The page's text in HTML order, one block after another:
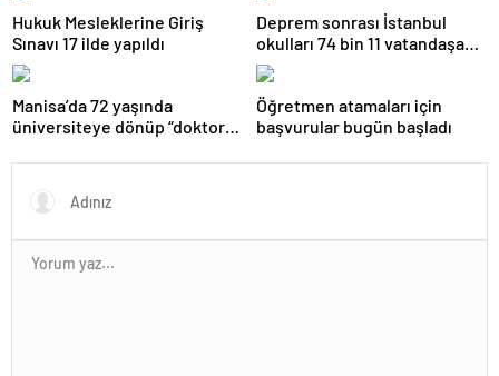
Hukuk Mesleklerine Giriş
Sınavı 17 ilde yapıldı
Deprem sonrası İstanbul
okulları 74 bin 11 vatandaşa
kapısını açtı
Manisa’da 72 yaşında
üniversiteye dönüp “doktor”
Öğretmen atamaları için
başvurular bugün başladı